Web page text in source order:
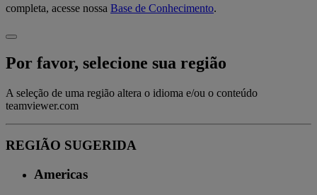
completa, acesse nossa Base de Conhecimento.
Por favor, selecione sua região
A seleção de uma região altera o idioma e/ou o conteúdo
teamviewer.com
REGIÃO SUGERIDA
Americas